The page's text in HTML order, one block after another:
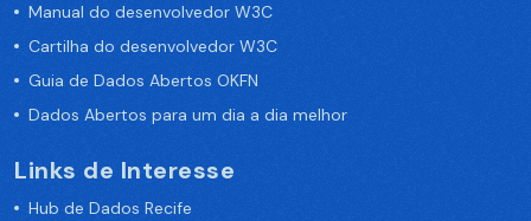
Manual do desenvolvedor W3C
Cartilha do desenvolvedor W3C
Guia de Dados Abertos OKFN
Dados Abertos para um dia a dia melhor
Links de Interesse
Hub de Dados Recife